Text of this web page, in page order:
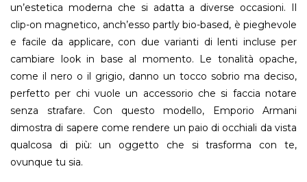
un’estetica moderna che si adatta a diverse occasioni. Il
clip-on magnetico, anch’esso partly bio-based, è pieghevole
e facile da applicare, con due varianti di lenti incluse per
cambiare look in base al momento. Le tonalità opache,
come il nero o il grigio, danno un tocco sobrio ma deciso,
perfetto per chi vuole un accessorio che si faccia notare
senza strafare. Con questo modello, Emporio Armani
dimostra di sapere come rendere un paio di occhiali da vista
qualcosa di più: un oggetto che si trasforma con te,
ovunque tu sia.